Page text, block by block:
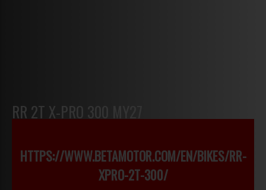
RR 2T X-PRO 300 MY27
HTTPS://WWW.BETAMOTOR.COM/EN/BIKES/RR-
XPRO-2T-300/